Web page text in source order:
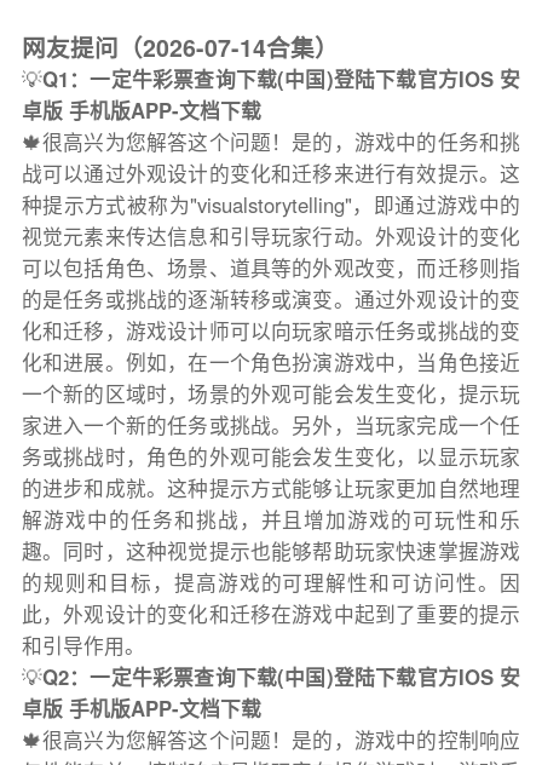
网友提问（2026-07-14合集）
💡Q1：一定牛彩票查询下载(中国)登陆下载官方IOS 安
卓版 手机版APP-文档下载
🍁很高兴为您解答这个问题！是的，游戏中的任务和挑
战可以通过外观设计的变化和迁移来进行有效提示。这
种提示方式被称为"visualstorytelling"，即通过游戏中的
视觉元素来传达信息和引导玩家行动。外观设计的变化
可以包括角色、场景、道具等的外观改变，而迁移则指
的是任务或挑战的逐渐转移或演变。通过外观设计的变
化和迁移，游戏设计师可以向玩家暗示任务或挑战的变
化和进展。例如，在一个角色扮演游戏中，当角色接近
一个新的区域时，场景的外观可能会发生变化，提示玩
家进入一个新的任务或挑战。另外，当玩家完成一个任
务或挑战时，角色的外观可能会发生变化，以显示玩家
的进步和成就。这种提示方式能够让玩家更加自然地理
解游戏中的任务和挑战，并且增加游戏的可玩性和乐
趣。同时，这种视觉提示也能够帮助玩家快速掌握游戏
的规则和目标，提高游戏的可理解性和可访问性。因
此，外观设计的变化和迁移在游戏中起到了重要的提示
和引导作用。
💡Q2：一定牛彩票查询下载(中国)登陆下载官方IOS 安
卓版 手机版APP-文档下载
🍁很高兴为您解答这个问题！是的，游戏中的控制响应